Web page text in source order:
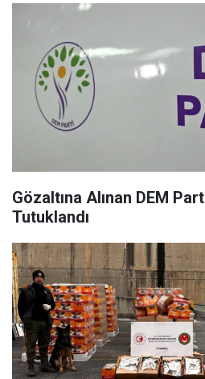
Gözaltına Alınan DEM
Tutuklandı